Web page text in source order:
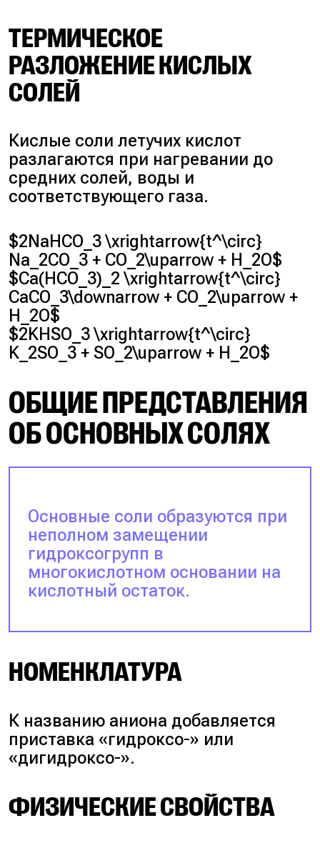
ТЕРМИЧЕСКОЕ
РАЗЛОЖЕНИЕ КИСЛЫХ
СОЛЕЙ
Кислые соли летучих кислот
разлагаются при нагревании до
средних солей, воды и
соответствующего газа.
$2NaHCO_3 \xrightarrow{t^\circ}
Na_2CO_3 + CO_2\uparrow + H_2O$
$Ca(HCO_3)_2 \xrightarrow{t^\circ}
CaCO_3\downarrow + CO_2\uparrow +
H_2O$
$2KHSO_3 \xrightarrow{t^\circ}
K_2SO_3 + SO_2\uparrow + H_2O$
ОБЩИЕ ПРЕДСТАВЛЕНИЯ
ОБ ОСНОВНЫХ СОЛЯХ
Основные соли образуются при
неполном замещении
гидроксогрупп в
многокислотном основании на
кислотный остаток.
НОМЕНКЛАТУРА
К названию аниона добавляется
приставка «гидроксо-» или
«дигидроксо-».
ФИЗИЧЕСКИЕ СВОЙСТВА